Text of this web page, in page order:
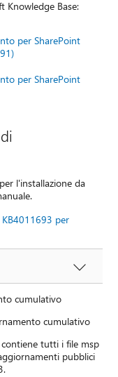
Knowledge Base:
per SharePoint
per SharePoint
l'installazione da
per
cumulativo
cumulativo
tutti i file msp
pubblici